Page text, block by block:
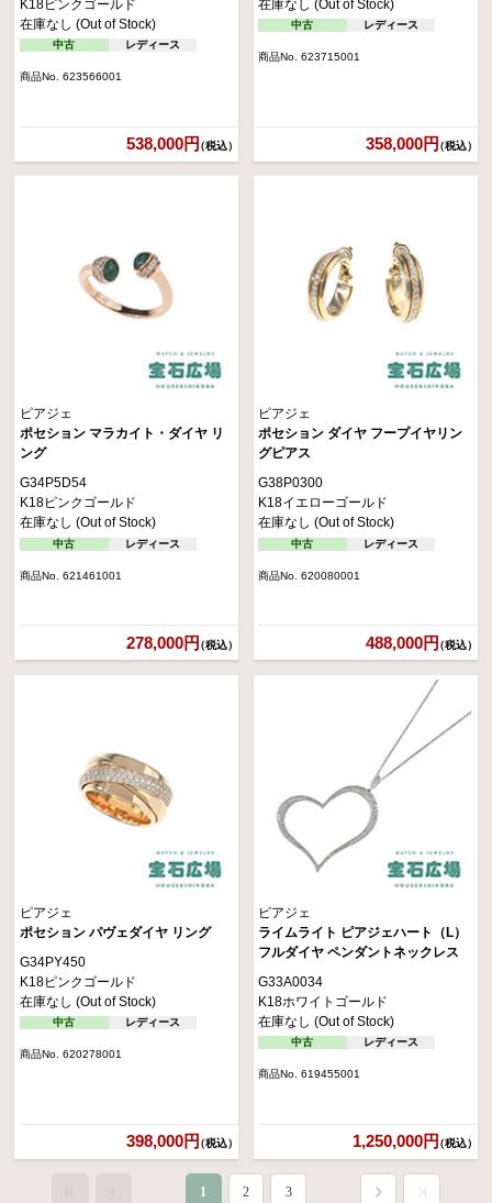
K18ピンクゴールド
在庫なし (Out of Stock)
中古 レディース
商品No. 623566001
538,000円（税込）
在庫なし (Out of Stock)
中古 レディース
商品No. 623715001
358,000円（税込）
ピアジェ
ポセション マラカイト・ダイヤ リ
ング
G34P5D54
K18ピンクゴールド
在庫なし (Out of Stock)
中古 レディース
商品No. 621461001
278,000円（税込）
ピアジェ
ポセション ダイヤ フープイヤリン
グピアス
G38P0300
K18イエローゴールド
在庫なし (Out of Stock)
中古 レディース
商品No. 620080001
488,000円（税込）
ピアジェ
ポセション パヴェダイヤ リング
G34PY450
K18ピンクゴールド
在庫なし (Out of Stock)
中古 レディース
商品No. 620278001
398,000円（税込）
ピアジェ
ライムライト ピアジェハート（L）
フルダイヤ ペンダントネックレス
G33A0034
K18ホワイトゴールド
在庫なし (Out of Stock)
中古 レディース
商品No. 619455001
1,250,000円（税込）
1 2 3